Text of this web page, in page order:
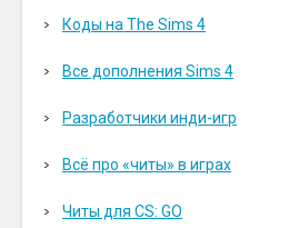
Коды на The Sims 4
Все дополнения Sims 4
Разработчики инди-игр
Всё про «читы» в играх
Читы для CS: GO